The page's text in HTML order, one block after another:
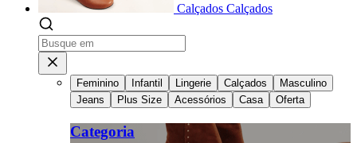
Calçados Calçados
Feminino Infantil Lingerie Calçados
Masculino
Jeans
Plus Size Acessórios Casa Oferta
Categoria